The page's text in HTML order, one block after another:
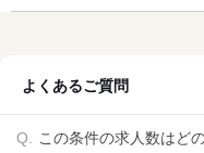
よくあるご質問
この条件の求人数はど